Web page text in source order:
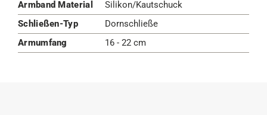
Armband Material
Silikon/Kautschuck
Schließen-Typ
Dornschließe
Armumfang
16 - 22 cm